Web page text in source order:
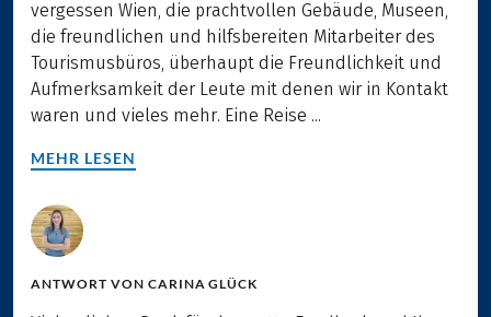
vergessen Wien, die prachtvollen Gebäude, Museen,
die freundlichen und hilfsbereiten Mitarbeiter des
Tourismusbüros, überhaupt die Freundlichkeit und
Aufmerksamkeit der Leute mit denen wir in Kontakt
waren und vieles mehr. Eine Reise ...
MEHR LESEN
ANTWORT VON CARINA GLÜCK